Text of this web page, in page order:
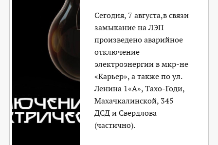
Сегодня, 7 августа,в связи
замыкание на ЛЭП
произведено аварийное
отключение
электроэнергии в мкр-не
«Карьер», а также по ул.
Ленина 1«А», Тахо-Годи,
Махачкалинской, 345
ДСД и Свердлова
(частично).